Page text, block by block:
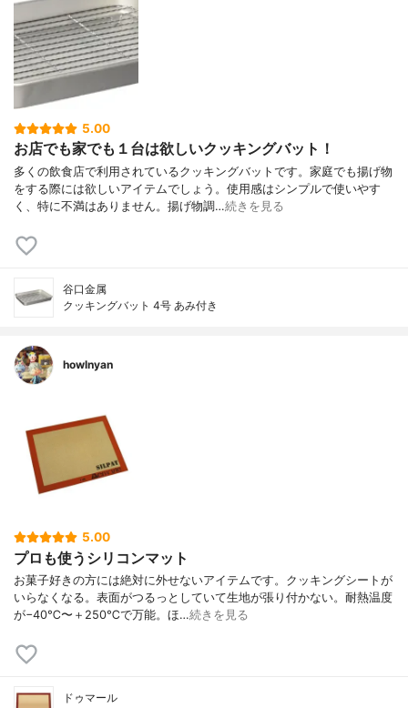
5.00
お店でも家でも１台は欲しいクッキングバット！
多くの飲食店で利用されているクッキングバットです。家庭でも揚げ物
をする際には欲しいアイテムでしょう。使用感はシンプルで使いやす
く、特に不満はありません。揚げ物調…続きを見る
谷口金属
クッキングバット 4号 あみ付き
howlnyan
5.00
プロも使うシリコンマット
お菓子好きの方には絶対に外せないアイテムです。クッキングシートが
いらなくなる。表面がつるっとしていて生地が張り付かない。耐熱温度
が−40℃〜＋250℃で万能。ほ…続きを見る
ドゥマール